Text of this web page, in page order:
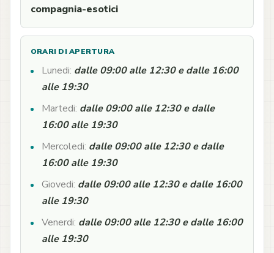
compagnia-esotici
ORARI DI APERTURA
Lunedi: dalle 09:00 alle 12:30 e dalle 16:00
alle 19:30
Martedi: dalle 09:00 alle 12:30 e dalle
16:00 alle 19:30
Mercoledi: dalle 09:00 alle 12:30 e dalle
16:00 alle 19:30
Giovedi: dalle 09:00 alle 12:30 e dalle 16:00
alle 19:30
Venerdi: dalle 09:00 alle 12:30 e dalle 16:00
alle 19:30